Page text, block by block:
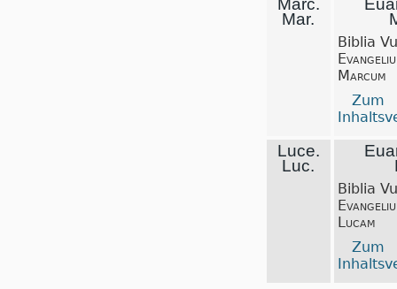
Marc.
Mar.
Biblia
Marcum
Zum
Luce.
Luc.
Biblia
Lucam
Zum